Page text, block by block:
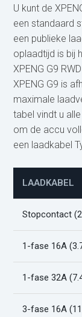
U kunt de
een standaard
een publieke
oplaadtijd is bij
XPENG G9
XPENG G9 is
maximale
tabel vindt u
om de accu
een laadkabel
LAADKABEL
Stopcontact
1-fase 16A
1-fase 32A
3-fase 16A